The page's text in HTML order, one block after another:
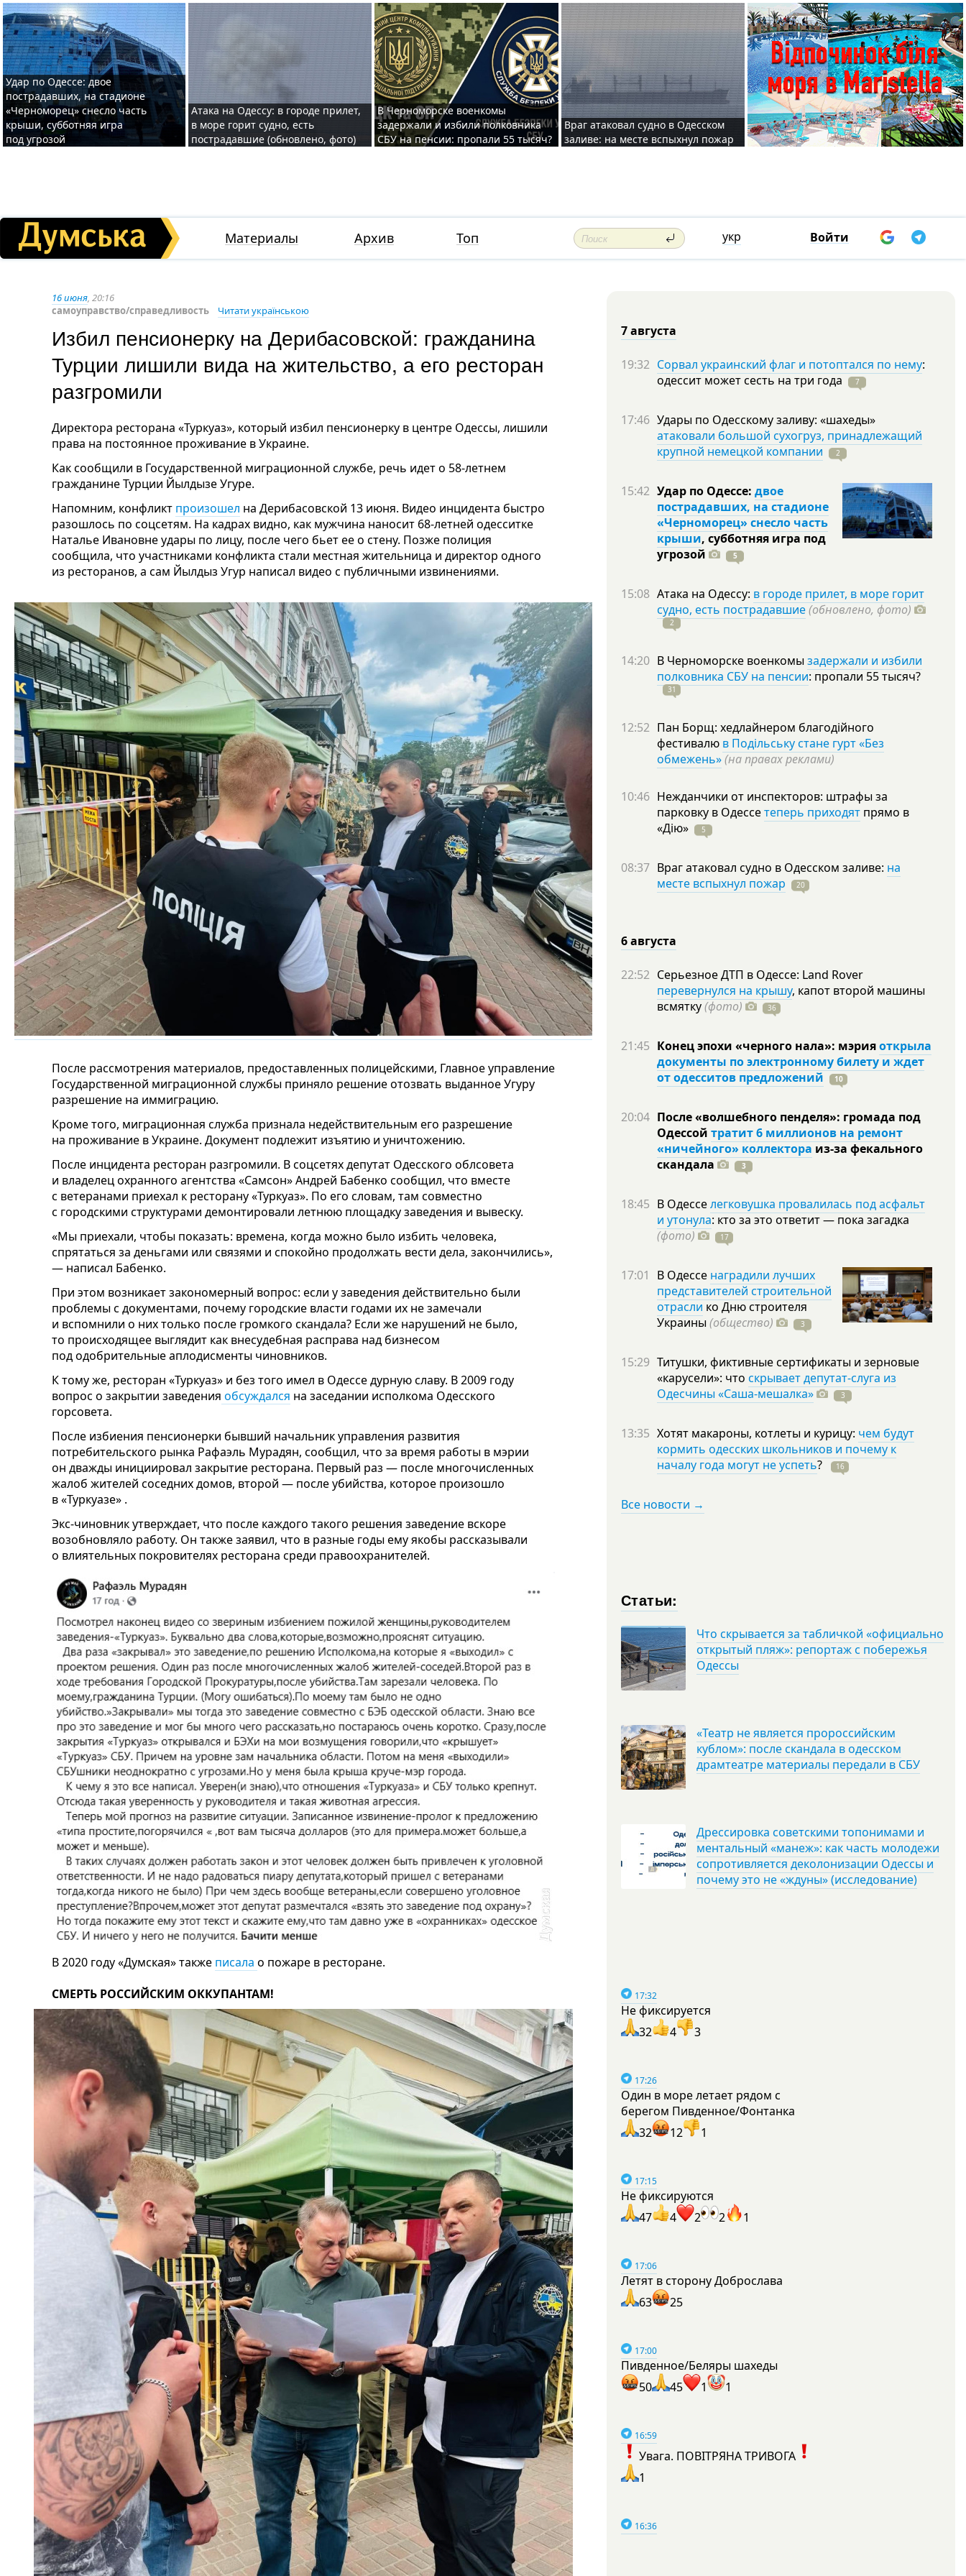
Удар по Одессе: двое
пострадавших, на стадионе
«Черноморец» снесло часть
крыши, субботняя игра
под угрозой
Атака на Одессу: в городе прилет,
в море горит судно, есть
пострадавшие (обновлено, фото)
В Черноморске военкомы
задержали и избили полковника
СБУ на пенсии: пропали 55 тысяч?
Враг атаковал судно в Одесском
заливе: на месте вспыхнул пожар
Материалы Архив Топ укр Войти
16 июня, 20:16
самоуправство/справедливость
Читати українською
Избил пенсионерку на Дерибасовской: гражданина
Турции лишили вида на жительство, а его ресторан
разгромили
Директора ресторана «Туркуаз», который избил пенсионерку в центре Одессы, лишили
права на постоянное проживание в Украине.
Как сообщили в Государственной миграционной службе, речь идет о 58-летнем
гражданине Турции Йылдызе Угуре.
Напомним, конфликт произошел на Дерибасовской 13 июня. Видео инцидента быстро
разошлось по соцсетям. На кадрах видно, как мужчина наносит 68-летней одесситке
Наталье Ивановне удары по лицу, после чего бьет ее о стену. Позже полиция
сообщила, что участниками конфликта стали местная жительница и директор одного
из ресторанов, а сам Йылдыз Угур написал видео с публичными извинениями.
После рассмотрения материалов, предоставленных полицейскими, Главное управление
Государственной миграционной службы приняло решение отозвать выданное Угуру
разрешение на иммиграцию.
Кроме того, миграционная служба признала недействительным его разрешение
на проживание в Украине. Документ подлежит изъятию и уничтожению.
После инцидента ресторан разгромили. В соцсетях депутат Одесского облсовета
и владелец охранного агентства «Самсон» Андрей Бабенко сообщил, что вместе
с ветеранами приехал к ресторану «Туркуаз». По его словам, там совместно
с городскими структурами демонтировали летнюю площадку заведения и вывеску.
«Мы приехали, чтобы показать: времена, когда можно было избить человека,
спрятаться за деньгами или связями и спокойно продолжать вести дела, закончились»,
— написал Бабенко.
При этом возникает закономерный вопрос: если у заведения действительно были
проблемы с документами, почему городские власти годами их не замечали
и вспомнили о них только после громкого скандала? Если же нарушений не было,
то происходящее выглядит как внесудебная расправа над бизнесом
под одобрительные аплодисменты чиновников.
К тому же, ресторан «Туркуаз» и без того имел в Одессе дурную славу. В 2009 году
вопрос о закрытии заведения обсуждался на заседании исполкома Одесского
горсовета.
После избиения пенсионерки бывший начальник управления развития
потребительского рынка Рафаэль Мурадян, сообщил, что за время работы в мэрии
он дважды инициировал закрытие ресторана. Первый раз — после многочисленных
жалоб жителей соседних домов, второй — после убийства, которое произошло
в «Туркуазе» .
Экс-чиновник утверждает, что после каждого такого решения заведение вскоре
возобновляло работу. Он также заявил, что в разные годы ему якобы рассказывали
о влиятельных покровителях ресторана среди правоохранителей.
В 2020 году «Думская» также писала о пожаре в ресторане.
СМЕРТЬ РОССИЙСКИМ ОККУПАНТАМ!
7 августа
19:32 Сорвал украинский флаг и потоптался по нему:
одессит может сесть на три года 7
17:46 Удары по Одесскому заливу: «шахеды»
атаковали большой сухогруз, принадлежащий
крупной немецкой компании
2
15:42 Удар по Одессе: двое
пострадавших, на стадионе
«Черноморец» снесло часть
крыши, субботняя игра под
угрозой
5
15:08 Атака на Одессу: в городе прилет, в море горит
судно, есть пострадавшие(обновлено, фото)
2
14:20 В Черноморске военкомы задержали и избили
полковника СБУ на пенсии: пропали 55тысяч?
31
12:52 Пан Борщ: хедлайнером благодійного
фестивалю в Подільську стане гурт «Без
обмежень»(на правах реклами)
10:46 Нежданчики от инспекторов: штрафы за
парковку в Одессетеперь приходят прямо в
«Дію»
5
08:37 Враг атаковал судно в Одесском заливе: на
месте вспыхнул пожар
20
6 августа
22:52 Серьезное ДТП в Одессе: Land Rover
перевернулся на крышу, капот второй машины
всмятку(фото) 36
21:45 Конец эпохи «черного нала»: мэрияоткрыла
документы по электронному билету и ждет
от одесситов предложений
10
20:04 После «волшебного пенделя»: громада под
Одессой тратит 6 миллионов на ремонт
«ничейного» коллектора из-за фекального
скандала
3
18:45 В Одесселегковушка провалилась под асфальт
и утонула: кто за это ответит — пока загадка
(фото)
17
17:01 В Одессе наградили лучших
представителей строительной
отрасли ко Дню строителя
Украины (общество) 3
15:29 Титушки, фиктивные сертификаты и зерновые
«карусели»: что скрывает депутат-слуга из
Одесчины «Саша-мешалка»
3
13:35 Хотят макароны, котлеты и курицу: чем будут
кормить одесских школьников и почему к
началу года могут не успеть? 16
Все новости →
Статьи:
Что скрывается за табличкой «официально
открытый пляж»: репортаж с побережья
Одессы
«Театр не является пророссийским
кублом»: после скандала в одесском
драмтеатре материалы передали в СБУ
Дрессировка советскими топонимами и
ментальный «манеж»: как часть молодежи
сопротивляется деколонизации Одессы и
почему это не «ждуны» (исследование)
17:32
Не фиксируется
32
4 3
17:26
Один в море летает рядом с
берегом Пивденное/Фонтанка
32
12 1
17:15
Не фиксируются
47
4 2 2 1
17:06
Летят в сторону Доброслава
63
25
17:00
Пивденное/Беляры шахеды
50
45 1 1
16:59
Увага. ПОВІТРЯНА ТРИВОГА
1
16:36